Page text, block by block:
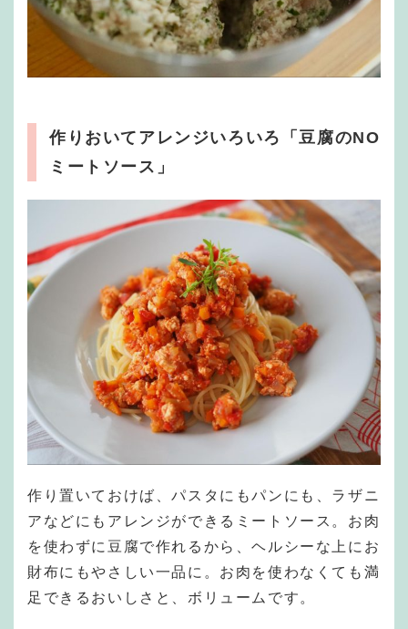
作りおいてアレンジいろいろ「豆腐のNO
ミートソース」
作り置いておけば、パスタにもパンにも、ラザニ
アなどにもアレンジができるミートソース。お肉
を使わずに豆腐で作れるから、ヘルシーな上にお
財布にもやさしい一品に。お肉を使わなくても満
足できるおいしさと、ボリュームです。